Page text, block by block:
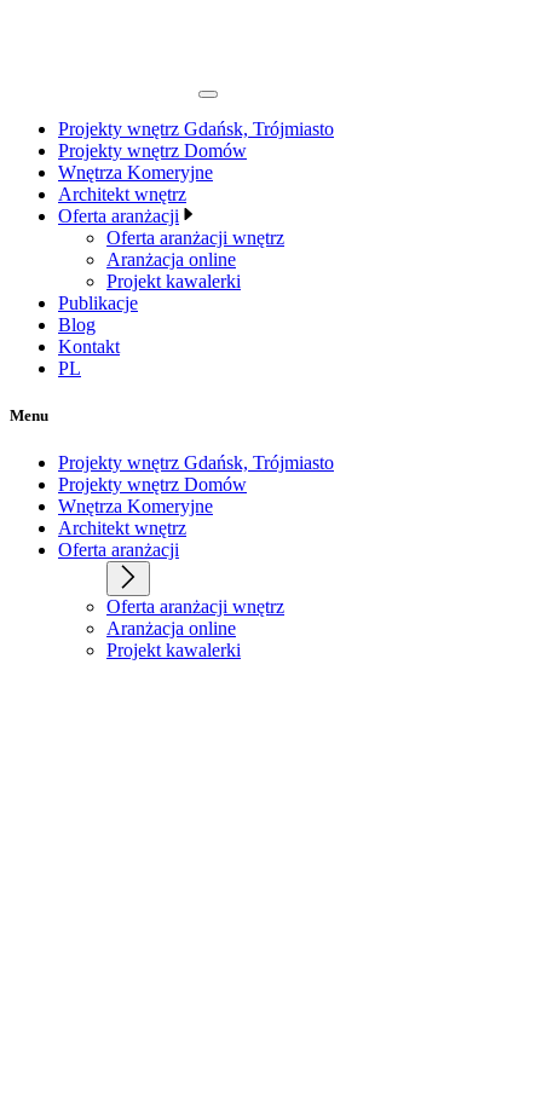
Projekty wnętrz Gdańsk, Trójmiasto
Projekty wnętrz Domów
Wnętrza Komeryjne
Architekt wnętrz
Oferta aranżacji
Oferta aranżacji wnętrz
Aranżacja online
Projekt kawalerki
Publikacje
Blog
Kontakt
PL
Menu
Projekty wnętrz Gdańsk, Trójmiasto
Projekty wnętrz Domów
Wnętrza Komeryjne
Architekt wnętrz
Oferta aranżacji
Oferta aranżacji wnętrz
Aranżacja online
Projekt kawalerki